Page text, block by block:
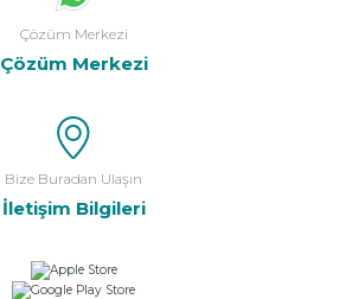
Çözüm Merkezi
Çözüm Merkezi
Bize Buradan Ulaşın
İletişim Bilgileri